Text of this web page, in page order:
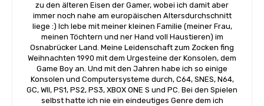
zu den älteren Eisen der Gamer, wobei ich damit aber
immer noch nahe am europäischen Altersdurchschnitt
liege :) Ich lebe mit meiner kleinen Familie (meiner Frau,
meinen Töchtern und ner Hand voll Haustieren) im
Osnabrücker Land. Meine Leidenschaft zum Zocken fing
Weihnachten 1990 mit dem Urgesteine der Konsolen, dem
Game Boy an. Und mit den Jahren habe ich so einige
Konsolen und Computersysteme durch, C64, SNES, N64,
GC, WII, PS1, PS2, PS3, XBOX ONE S und PC. Bei den Spielen
selbst hatte ich nie ein eindeutiges Genre dem ich